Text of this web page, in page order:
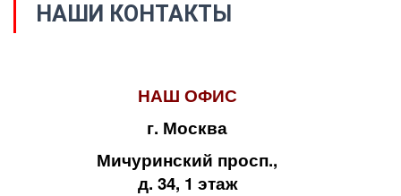
НАШИ КОНТАКТЫ
НАШ ОФИС
г. Москва
Мичуринский просп.,
д. 34, 1 этаж